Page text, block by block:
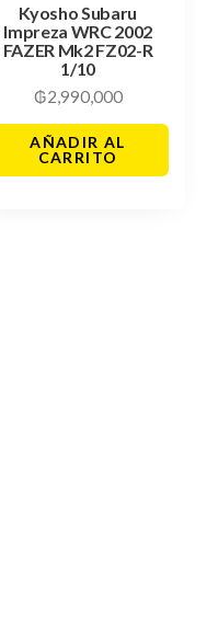
Kyosho Subaru
Impreza WRC 2002
FAZER Mk2 FZ02-R
1/10
₲2,990,000
AÑADIR AL
CARRITO